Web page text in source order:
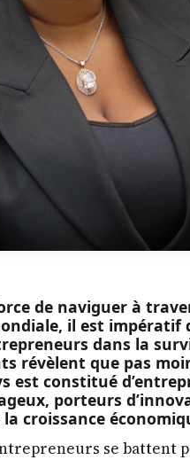
de naviguer à
il est impératif
dans la
révèlent que pas
est constitué
porteurs
croissance
se